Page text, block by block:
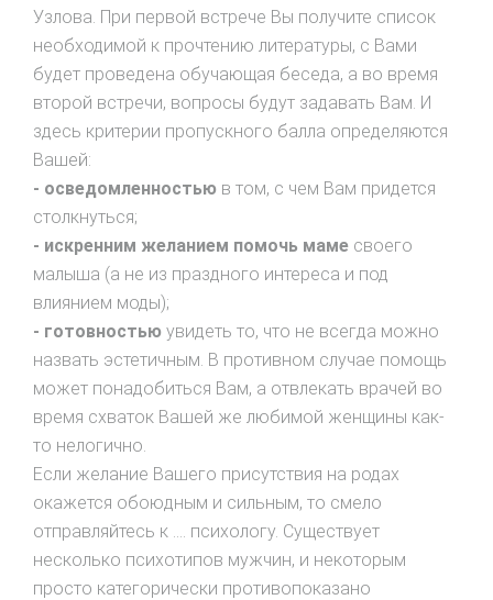
Узлова. При первой встрече Вы получите список
необходимой к прочтению литературы, с Вами
будет проведена обучающая беседа, а во время
второй встречи, вопросы будут задавать Вам. И
здесь критерии пропускного балла определяются
Вашей:
- осведомленностью в том, с чем Вам придется
столкнуться;
- искренним желанием помочь маме своего
малыша (а не из праздного интереса и под
влиянием моды);
- готовностью увидеть то, что не всегда можно
назвать эстетичным. В противном случае помощь
может понадобиться Вам, а отвлекать врачей во
время схваток Вашей же любимой женщины как-
то нелогично.
Если желание Вашего присутствия на родах
окажется обоюдным и сильным, то смело
отправляйтесь к …. психологу. Существует
несколько психотипов мужчин, и некоторым
просто категорически противопоказано